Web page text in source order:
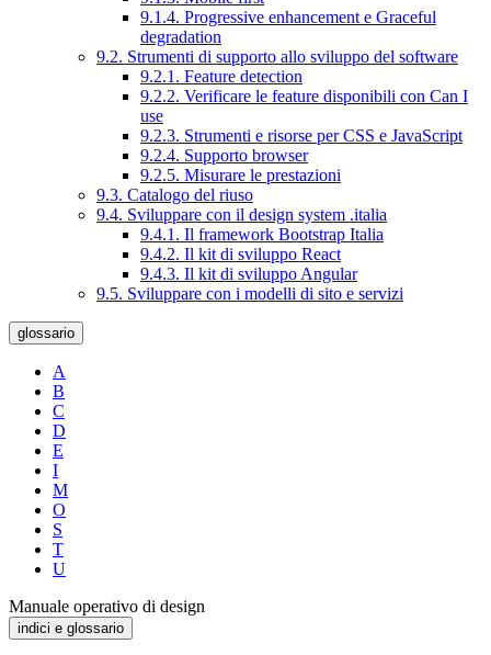
9.1.4. Progressive enhancement e Graceful
degradation
9.2. Strumenti di supporto allo sviluppo del software
9.2.1. Feature detection
9.2.2. Verificare le feature disponibili con Can I
use
9.2.3. Strumenti e risorse per CSS e JavaScript
9.2.4. Supporto browser
9.2.5. Misurare le prestazioni
9.3. Catalogo del riuso
9.4. Sviluppare con il design system .italia
9.4.1. Il framework Bootstrap Italia
9.4.2. Il kit di sviluppo React
9.4.3. Il kit di sviluppo Angular
9.5. Sviluppare con i modelli di sito e servizi
glossario
A
B
C
D
E
I
M
O
S
T
U
Manuale operativo di design
indici e glossario